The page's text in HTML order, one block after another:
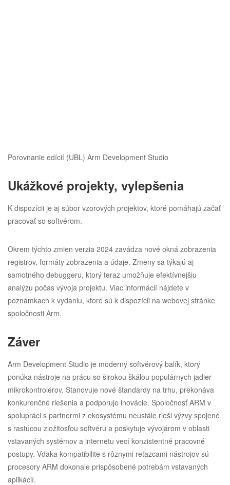
Porovnanie edícií (UBL) Arm Development Studio
Ukážkové projekty, vylepšenia
K dispozícii je aj súbor vzorových projektov, ktoré pomáhajú začať
pracovať so softvérom.
Okrem týchto zmien verzia 2024 zavádza nové okná zobrazenia
registrov, formáty zobrazenia a údaje. Zmeny sa týkajú aj
samotného debuggeru, ktorý teraz umožňuje efektívnejšiu
analýzu počas vývoja projektu. Viac informácií nájdete v
poznámkach k vydaniu, ktoré sú k dispozícii na webovej stránke
spoločnosti Arm.
Záver
Arm Development Studio je moderný softvérový balík, ktorý
ponúka nástroje na prácu so širokou škálou populárnych jadier
mikrokontrolérov. Stanovuje nové štandardy na trhu, prekonáva
konkurenčné riešenia a podporuje inovácie. Spoločnosť ARM v
spolupráci s partnermi z ekosystému neustále rieši výzvy spojené
s rastúcou zložitosťou softvéru a poskytuje vývojárom v oblasti
vstavaných systémov a internetu vecí konzistentné pracovné
postupy. Vďaka kompatibilite s rôznymi reťazcami nástrojov sú
procesory ARM dokonale prispôsobené potrebám vstavaných
aplikácií.